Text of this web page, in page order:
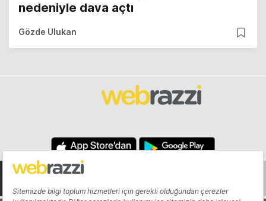
nedeniyle dava açtı
Gözde Ulukan